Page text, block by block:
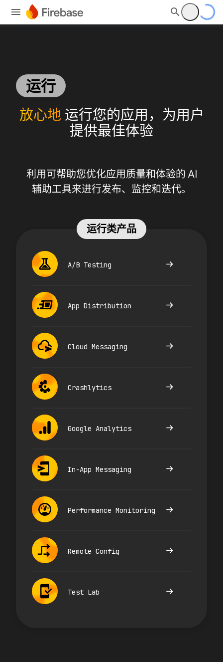
运行
放心地 运行您的应用，为用户
提供最佳体验
利用可帮助您优化应用质量和体验的 AI
辅助工具来进行发布、监控和迭代。
运行类产品
A/B Testing
App Distribution
Cloud Messaging
Crashlytics
Google Analytics
In-App Messaging
Performance Monitoring
Remote Config
Test Lab